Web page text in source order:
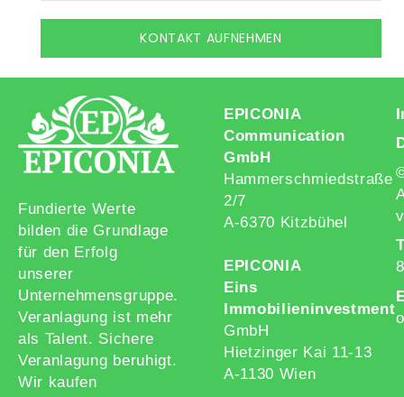
KONTAKT AUFNEHMEN
Fundierte Werte
bilden die Grundlage
für den Erfolg
unserer
Unternehmensgruppe.
Veranlagung ist mehr
als Talent. Sichere
Veranlagung beruhigt.
Wir kaufen
EPICONIA
Communication
GmbH
Hammerschmiedstraße
2/7
A-6370 Kitzbühel
EPICONIA
Eins
Immobilieninvestment
GmbH
Hietzinger Kai 11-13
A-1130 Wien